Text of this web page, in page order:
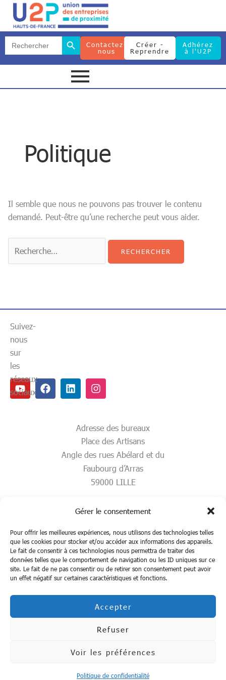
Gérer le consentement
Pour offrir les meilleures expériences, nous utilisons des technologies telles
que les cookies pour stocker et/ou accéder aux informations des appareils.
Le fait de consentir à ces technologies nous permettra de traiter des
données telles que le comportement de navigation ou les ID uniques sur ce
site. Le fait de ne pas consentir ou de retirer son consentement peut avoir
un effet négatif sur certaines caractéristiques et fonctions.
Accepter
Refuser
Voir les préférences
Politique de confidentialité
Search
for:
Search Button
Contactez-
nous
Créer -
Reprendre
Adhérez
à l'U2P
Search Search Button
Politique
Il semble que nous ne pouvons pas trouver le contenu
demandé. Peut-être qu’une recherche peut vous aider.
Rechercher :
YoutubeFacebookLinkedinInstagram
Suivez-
nous
sur
les
réseaux
sociaux
Politique de confidentialité
Adresse des bureaux
Place des Artisans
Angle des rues Abélard et du
Faubourg d’Arras
59000 LILLE
Site internet réalisé parAstral DEV